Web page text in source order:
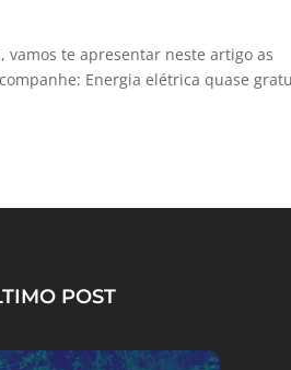
vamos te apresentar neste artigo as
Energia elétrica quase
POST